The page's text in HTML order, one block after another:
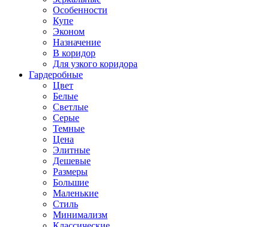
Особенности
Купе
Эконом
Назначение
В коридор
Для узкого коридора
Гардеробные
Цвет
Белые
Светлые
Серые
Темные
Цена
Элитные
Дешевые
Размеры
Большие
Маленькие
Стиль
Минимализм